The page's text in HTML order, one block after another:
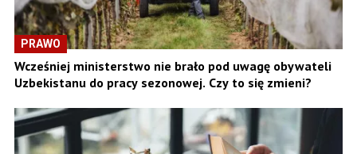
PRAWO
Wcześniej ministerstwo nie brało pod uwagę obywateli
Uzbekistanu do pracy sezonowej. Czy to się zmieni?